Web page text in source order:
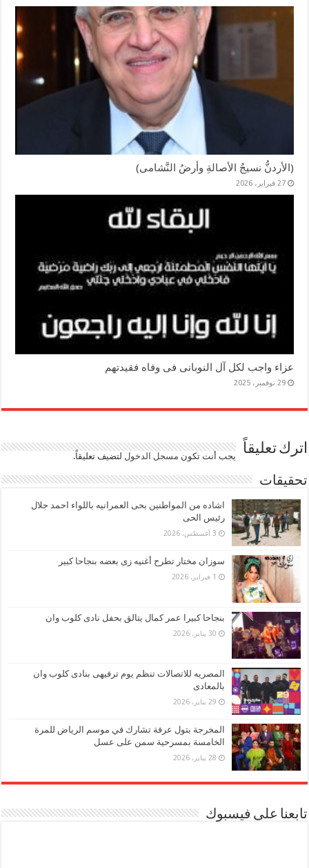
(الأردنُّ نسيجُ الأصالةِ وأرضُ النَّشامى)
27 فبراير، 2026
عزاء واجب لكل آل النوبانى فى وفاه فقيدتهم
29 نوفمبر، 2025
اترك تعليقاً يجب أنت تكون مسجل الدخول لتضيف تعليقاً.
تحقيقات
اشاده من المواطنين بحى العمرانيه باللواء احمد جلال
رئيس الحى
3 أغسطس، 2026
سوزان مختار تطرح أغنيه زى بعضه بنجاحا كبير
1 فبراير، 2026
بنجاحا كبيرا عمر كمال يتالق بحفل نادى كلوب وان
30 يناير، 2026
المصريه للاتصالات تنظم يوم ترفيهى بنادى كلوب وان
بالمعادى
29 يناير، 2026
المخرجة بتول عرفة تشارك في موسم الرياض للمرة
الخامسة بمسرحية سمن على عسل
28 يناير، 2026
تابعنا على فيسبوك